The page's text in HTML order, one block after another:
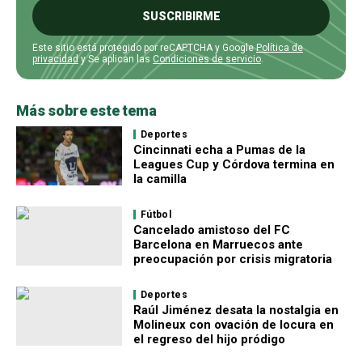
SUSCRIBIRME
Este sitio está protegido por reCAPTCHA y GooglePolítica de
privacidady Se aplican las Condiciones de servicio
Más sobre este tema
Deportes
Cincinnati echa a Pumas de la
Leagues Cup y Córdova termina en
la camilla
Fútbol
Cancelado amistoso del FC
Barcelona en Marruecos ante
preocupación por crisis migratoria
Deportes
Raúl Jiménez desata la nostalgia en
Molineux con ovación de locura en
el regreso del hijo pródigo